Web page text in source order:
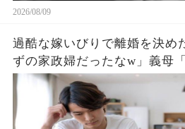
2026/08/09
過酷な嫁いびりで離婚を決め
ずの家政婦だったなw」義母
が広くなるわ～w」直後、不
「この土地建物、即売却で」